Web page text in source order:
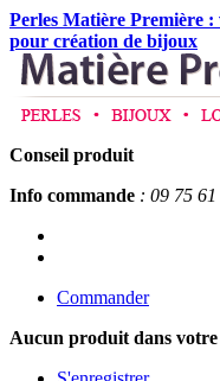
Perles Matière Première :
pour création de bijoux
Conseil produit
Info commande : 09 75
Commander
Aucun produit dans